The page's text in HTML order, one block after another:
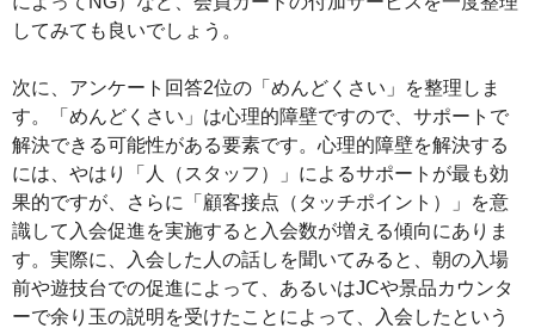
してみても良いでしょう。
次に、アンケート回答2位の「めんどくさい」を整理しま
す。「めんどくさい」は心理的障壁ですので、サポートで
解決できる可能性がある要素です。心理的障壁を解決する
には、やはり「人（スタッフ）」によるサポートが最も効
果的ですが、さらに「顧客接点（タッチポイント）」を意
識して入会促進を実施すると入会数が増える傾向にありま
す。実際に、入会した人の話しを聞いてみると、朝の入場
前や遊技台での促進によって、あるいはJCや景品カウンタ
ーで余り玉の説明を受けたことによって、入会したという